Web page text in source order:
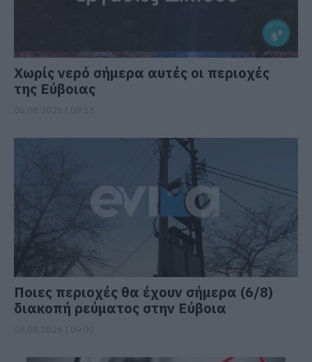
Χωρίς νερό σήμερα αυτές οι περιοχές
της Εύβοιας
Ποιες περιοχές θα έχουν σήμερα (6/8)
διακοπή ρεύματος στην Εύβοια